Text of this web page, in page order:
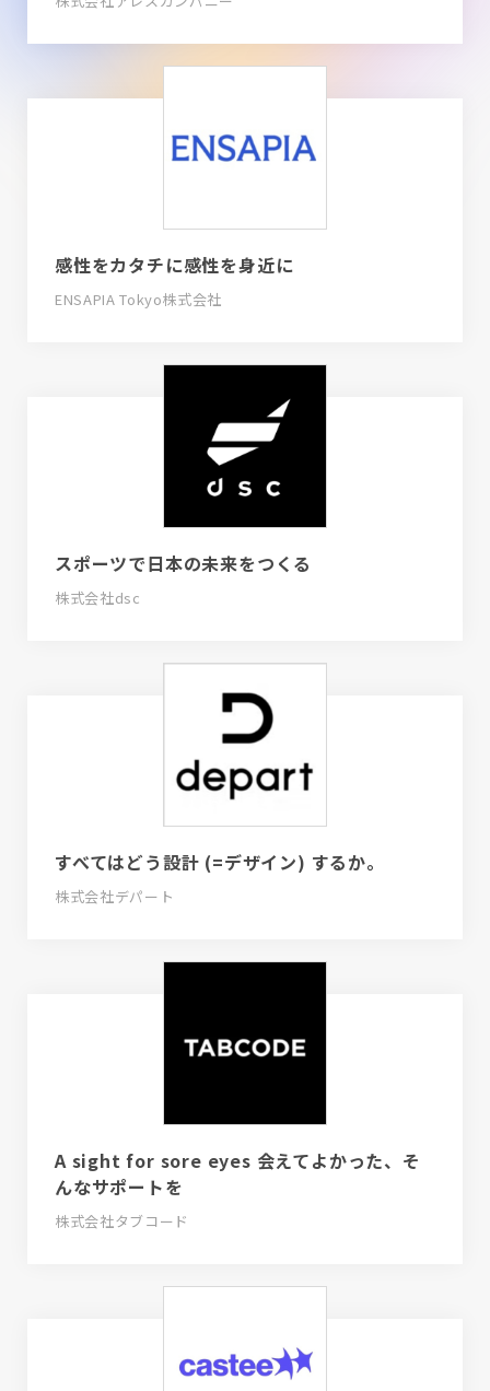
感性をカタチに感性を身近に
ENSAPIA Tokyo株式会社
スポーツで日本の未来をつくる
株式会社dsc
すべてはどう設計 (=デザイン) するか。
株式会社デパート
A sight for sore eyes 会えてよかった、そ
んなサポートを
株式会社タブコード